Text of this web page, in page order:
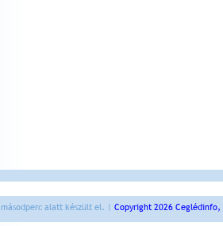
másodperc alatt készült el. | Copyright 2026